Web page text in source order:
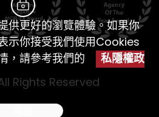
Rights Reserved
供更好的瀏覽體驗。如果你
示你接受我們使用Cookies
，請參考我們的
私隱權政